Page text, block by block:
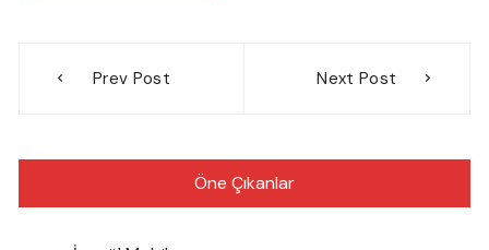
gezinmesi
Prev Post Next Post
Öne Çıkanlar